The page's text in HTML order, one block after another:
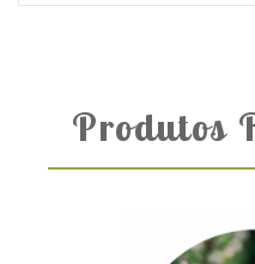
Produtos